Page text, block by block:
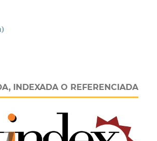
INDEXADA O REFERENCIADA